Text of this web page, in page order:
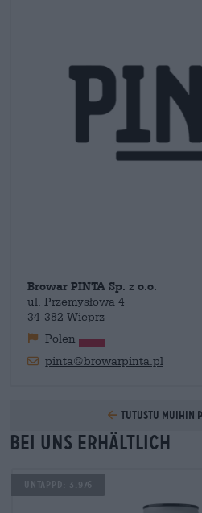
Browar PINTA Sp. z o.o.
ul. Przemysłowa 4
34-382 Wieprz
Polen
pinta@browarpinta.pl
Tutustu muihin
Bei uns erhältlich
Untappd: 3.976